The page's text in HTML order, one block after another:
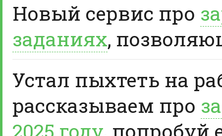
Новый сервис про
заданиях,
Устал пыхтеть на
рассказываем про